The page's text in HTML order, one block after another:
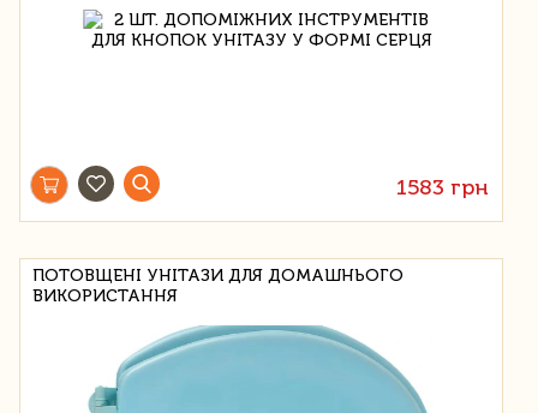
1583 грн
ПОТОВЩЕНІ УНІТАЗИ ДЛЯ ДОМАШНЬОГО
ВИКОРИСТАННЯ